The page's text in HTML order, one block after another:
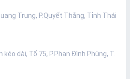
Trung, P.Quyết Thắng, Tỉnh Thái
kéo dài, Tổ 75, P.Phan Đình Phùng, T.